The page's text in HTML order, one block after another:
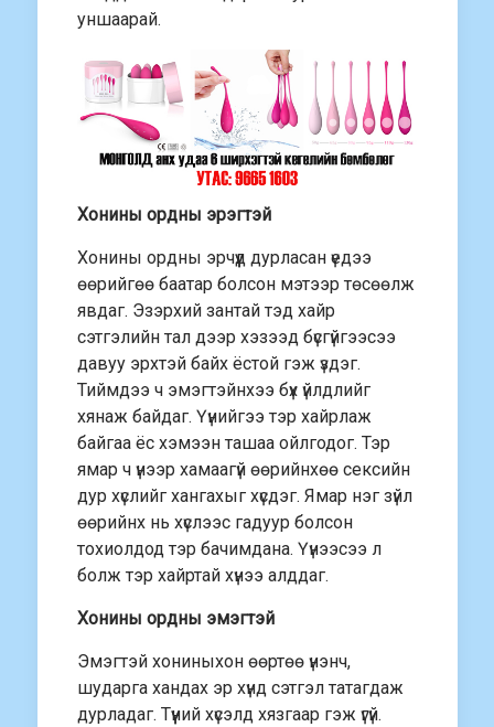
уншаарай.
Хонины ордны эрэгтэй
Хонины ордны эрчүүд дурласан үедээ
өөрийгөө баатар болсон мэтээр төсөөлж
явдаг. Эзэрхий зантай тэд хайр
сэтгэлийн тал дээр хэзээд бүсгүйгээсээ
давуу эрхтэй байх ёстой гэж үздэг.
Тиймдээ ч эмэгтэйнхээ бүх үйлдлийг
хянаж байдаг. Үүнийгээ тэр хайрлаж
байгаа ёс хэмээн ташаа ойлгодог. Тэр
ямар ч үнээр хамаагүй өөрийнхөө сексийн
дур хүслийг хангахыг хүсдэг. Ямар нэг зүйл
өөрийнх нь хүслээс гадуур болсон
тохиолдод тэр бачимдана. Үүнээсээ л
болж тэр хайртай хүнээ алддаг.
Хонины ордны эмэгтэй
Эмэгтэй хониныхон өөртөө үнэнч,
шударга хандах эр хүнд сэтгэл татагдаж
дурладаг. Түүний хүсэлд хязгаар гэж үгүй.